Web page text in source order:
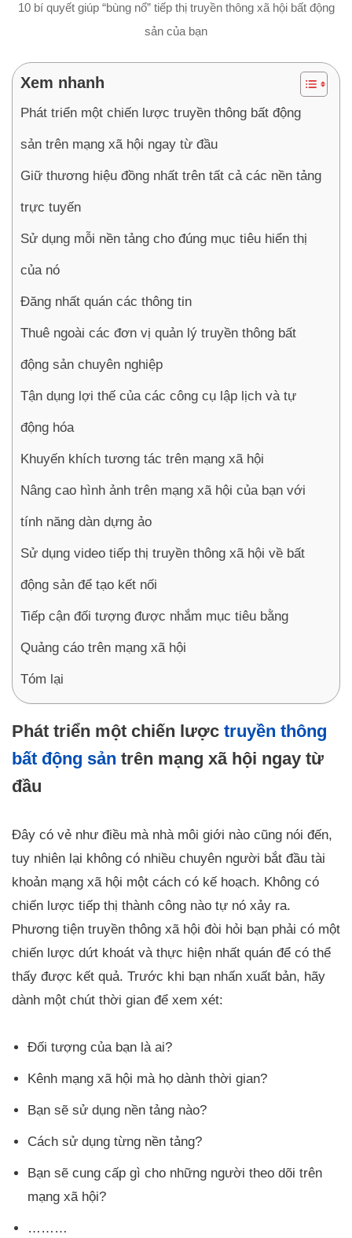
10 bí quyết giúp “bùng nổ” tiếp thị truyền thông xã hội bất động
sản của bạn
Xem nhanh
Phát triển một chiến lược truyền thông bất động
sản trên mạng xã hội ngay từ đầu
Giữ thương hiệu đồng nhất trên tất cả các nền tảng
trực tuyến
Sử dụng mỗi nền tảng cho đúng mục tiêu hiển thị
của nó
Đăng nhất quán các thông tin
Thuê ngoài các đơn vị quản lý truyền thông bất
động sản chuyên nghiệp
Tận dụng lợi thế của các công cụ lập lịch và tự
động hóa
Khuyến khích tương tác trên mạng xã hội
Nâng cao hình ảnh trên mạng xã hội của bạn với
tính năng dàn dựng ảo
Sử dụng video tiếp thị truyền thông xã hội về bất
động sản để tạo kết nối
Tiếp cận đối tượng được nhắm mục tiêu bằng
Quảng cáo trên mạng xã hội
Tóm lại
Phát triển một chiến lược truyền thông
bất động sản trên mạng xã hội ngay từ
đầu
Đây có vẻ như điều mà nhà môi giới nào cũng nói đến,
tuy nhiên lại không có nhiều chuyên người bắt đầu tài
khoản mạng xã hội một cách có kế hoạch. Không có
chiến lược tiếp thị thành công nào tự nó xảy ra.
Phương tiện truyền thông xã hội đòi hỏi bạn phải có một
chiến lược dứt khoát và thực hiện nhất quán để có thể
thấy được kết quả. Trước khi bạn nhấn xuất bản, hãy
dành một chút thời gian để xem xét:
Đối tượng của bạn là ai?
Kênh mạng xã hội mà họ dành thời gian?
Bạn sẽ sử dụng nền tảng nào?
Cách sử dụng từng nền tảng?
Bạn sẽ cung cấp gì cho những người theo dõi trên
mạng xã hội?
………